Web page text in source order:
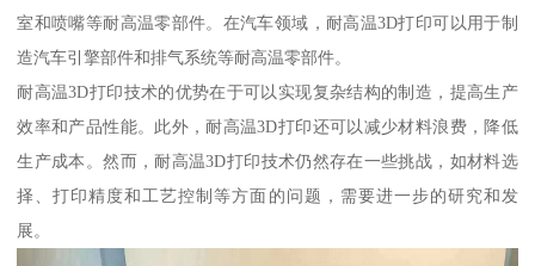
室和喷嘴等耐高温零部件。在汽车领域，耐高温3D打印可以用于制
造汽车引擎部件和排气系统等耐高温零部件。
耐高温3D打印技术的优势在于可以实现复杂结构的制造，提高生产
效率和产品性能。此外，耐高温3D打印还可以减少材料浪费，降低
生产成本。然而，耐高温3D打印技术仍然存在一些挑战，如材料选
择、打印精度和工艺控制等方面的问题，需要进一步的研究和发
展。